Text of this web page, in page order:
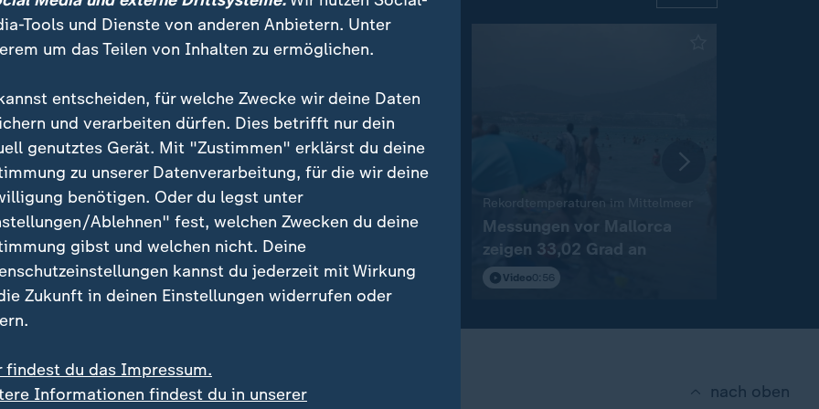
Musikproduzent:
Orbit mit 69 Jahren
0:27
Spanische Polizei
Mittelmeerraum: Schleuser-
Netzwerk zerschlagen
Video0:38
Rekordtemperaturen im Mittelmeer
Messungen vor Mallorca
zeigen 33,02 Grad an
Video0:56
nach oben
Tools und Dienste von anderen Anbietern. Unter
um das Teilen von Inhalten zu ermöglichen.
entscheiden, für welche Zwecke wir deine Daten
und verarbeiten dürfen. Dies betrifft nur dein
genutztes Gerät. Mit "Zustimmen" erklärst du deine
zu unserer Datenverarbeitung, für die wir deine
benötigen. Oder du legst unter
Ablehnen" fest, welchen Zwecken du deine
gibst und welchen nicht. Deine
kannst du jederzeit mit Wirkung
Zukunft in deinen Einstellungen widerrufen oder
findest du das Impressum.
Informationen findest du in unserer